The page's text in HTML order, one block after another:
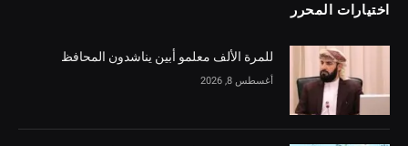
اختيارات المحرر
للمرة الألف معلمو أبين يناشدون المحافظ
أغسطس 8, 2026